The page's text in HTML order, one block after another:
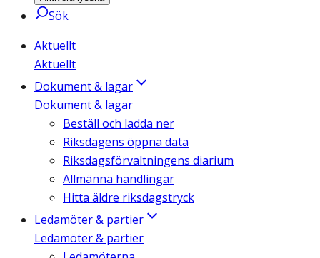
Sök
Aktuellt
Aktuellt
Dokument & lagar
Dokument & lagar
Beställ och ladda ner
Riksdagens öppna data
Riksdagsförvaltningens diarium
Allmänna handlingar
Hitta äldre riksdagstryck
Ledamöter & partier
Ledamöter & partier